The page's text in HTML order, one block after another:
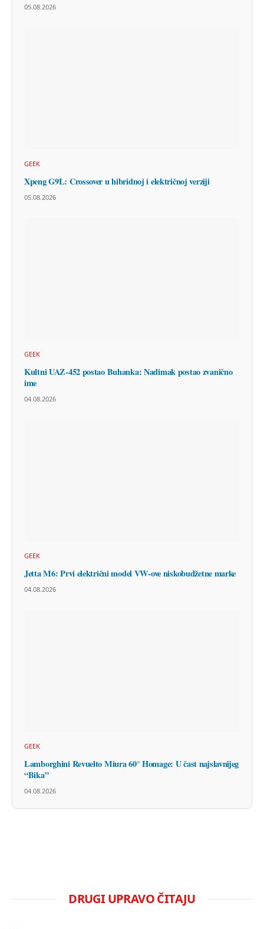
05.08.2026
GEEK
Xpeng G9L: Crossover u hibridnoj i električnoj verziji
05.08.2026
GEEK
Kultni UAZ-452 postao Buhanka: Nadimak postao zvanično
ime
04.08.2026
GEEK
Jetta M6: Prvi električni model VW-ove niskobudžetne marke
04.08.2026
GEEK
Lamborghini Revuelto Miura 60° Homage: U čast najslavnijeg
“Bika”
04.08.2026
DRUGI UPRAVO ČITAJU